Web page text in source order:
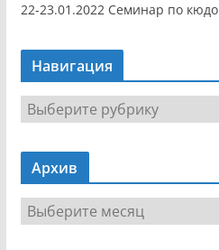
22-23.01.2022 Семинар по кюдо
Навигация
Н
в
г
Архив